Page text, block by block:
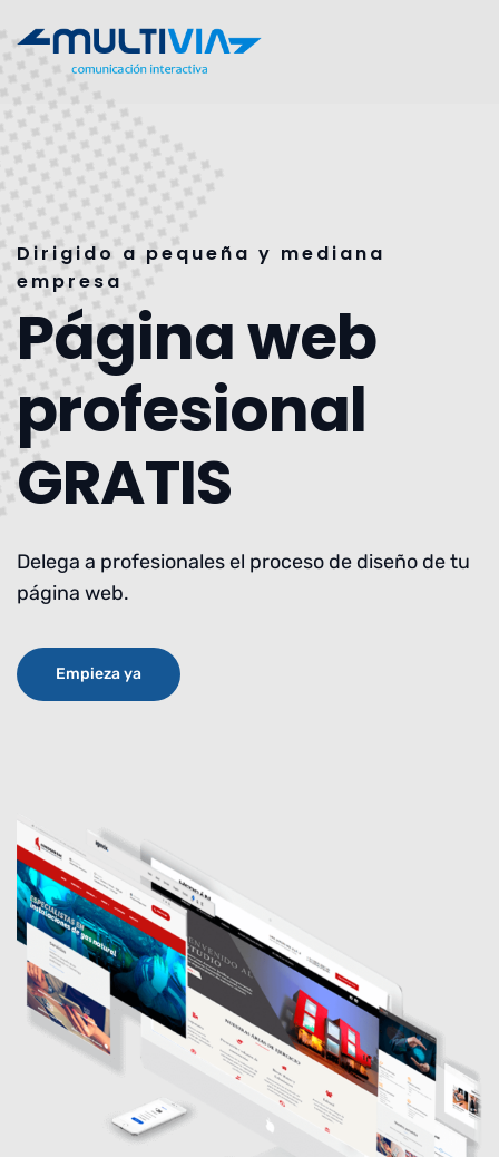
Dirigido a pequeña y mediana
empresa
Página web
profesional
GRATIS
Delega a profesionales el proceso de diseño de tu
página web.
Empieza ya